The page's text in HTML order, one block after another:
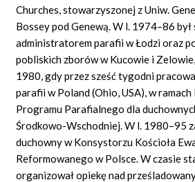
Churches, stowarzyszonej z Uniw.
Bossey pod Genewą. W l. 1974–86 był
administratorem parafii w Łodzi oraz
pobliskich zborów w Kucowie i
1980, gdy przez sześć tygodni
parafii w Poland (Ohio, USA), w ramach
Programu Parafialnego dla
Środkowo-Wschodniej. W l. 1980–95
duchowny w Konsystorzu Kościoła
Reformowanego w Polsce. W czasie
organizował opiekę nad